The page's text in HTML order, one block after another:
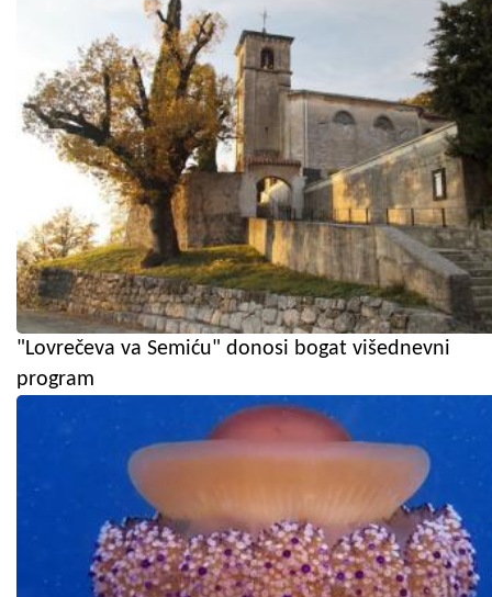
"Lovrečeva va Semiću" donosi bogat višednevni
program